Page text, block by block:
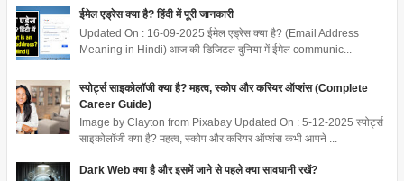
ईमेल एड्रेस क्या है? हिंदी में पूरी जानकारी
Updated On : 16-09-2025 ईमेल एड्रेस क्या है? (Email Address
Meaning in Hindi) आज की डिजिटल दुनिया में ईमेल communic...
स्पोर्ट्स साइकोलॉजी क्या है? महत्व, स्कोप और करियर ऑप्शंस (Complete
Career Guide)
Image by Clayton from Pixabay Updated On : 5-12-2025 स्पोर्ट्स
साइकोलॉजी क्या है? महत्व, स्कोप और करियर ऑप्शंस कभी आपने ...
Dark Web क्या है और इसमें जाने से पहले क्या सावधानी रखें?